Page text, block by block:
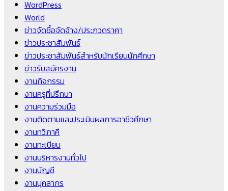
WordPress
World
ข่าวจัดซื้อจัดจ้าง/ประกวดราคา
ข่าวประชาสัมพันธ์
ข่าวประชาสัมพันธ์สำหรับนักเรียนนักศึกษา
ข่าวรับสมัครงาน
งานกิจกรรม
งานครูที่ปรึกษา
งานความร่วมมือ
งานติดตามและประเมินผลการอาชีวศึกษา
งานทวิภาคี
งานทะเบียน
งานบริหารงานทั่วไป
งานบัญชี
งานบุคลากร